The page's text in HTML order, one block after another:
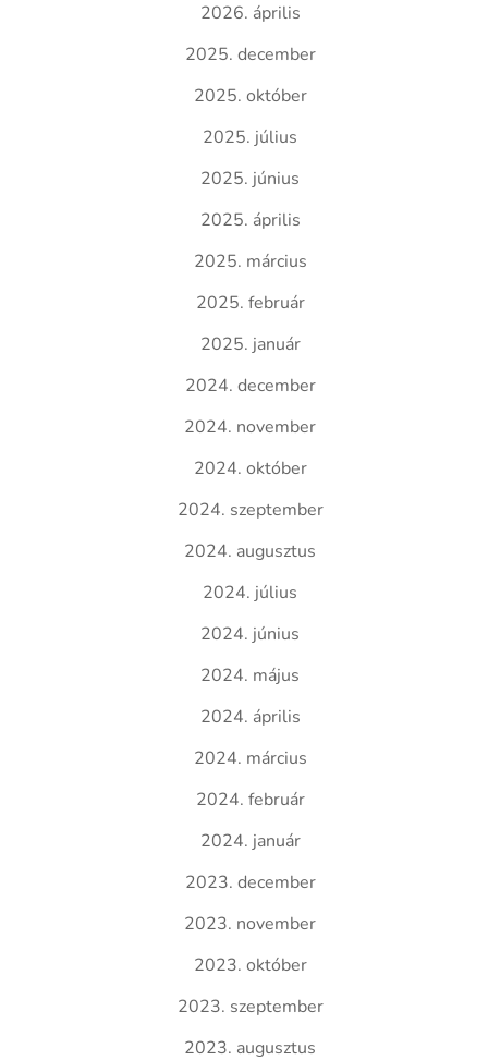
2026. április
2025. december
2025. október
2025. július
2025. június
2025. április
2025. március
2025. február
2025. január
2024. december
2024. november
2024. október
2024. szeptember
2024. augusztus
2024. július
2024. június
2024. május
2024. április
2024. március
2024. február
2024. január
2023. december
2023. november
2023. október
2023. szeptember
2023. augusztus